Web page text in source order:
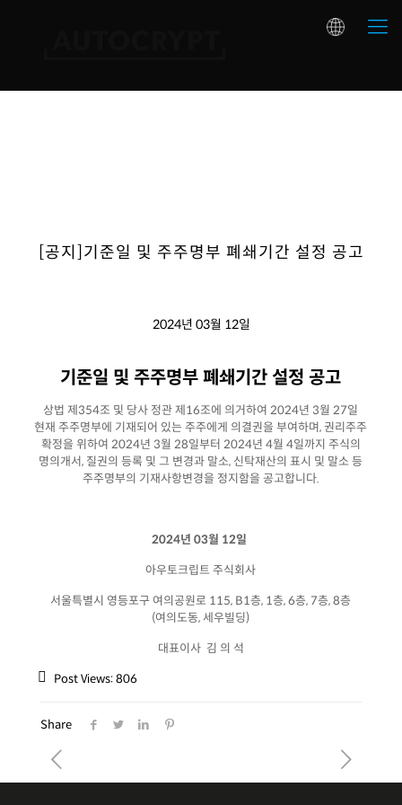
[공지]기준일 및 주주명부 폐쇄기간 설정 공고
2024년 03월 12일
기준일 및 주주명부 폐쇄기간 설정 공고
상법 제354조 및 당사 정관 제16조에 의거하여 2024년 3월 27일
현재 주주명부에 기재되어 있는 주주에게 의결권을 부여하며, 권리주주
확정을 위하여 2024년 3월 28일부터 2024년 4월 4일까지 주식의
명의개서, 질권의 등록 및 그 변경과 말소, 신탁재산의 표시 및 말소 등
주주명부의 기재사항변경을 정지함을 공고합니다.
2024년 03월 12일
아우토크립트 주식회사
서울특별시 영등포구 여의공원로 115, B1층, 1층, 6층, 7층, 8층
(여의도동, 세우빌딩)
대표이사 김 의 석
Post Views:806
Share